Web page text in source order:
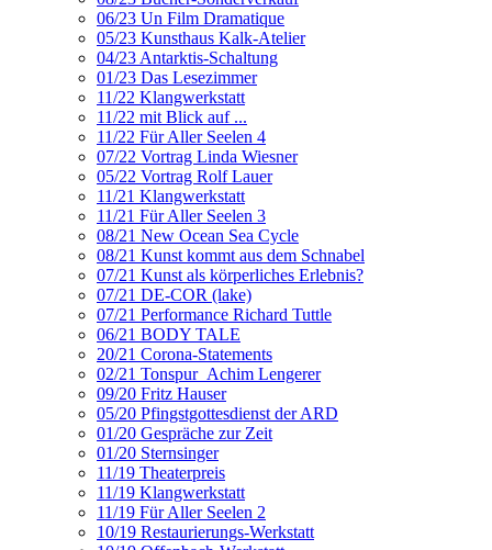
06/23 Un Film Dramatique
05/23 Kunsthaus Kalk-Atelier
04/23 Antarktis-Schaltung
01/23 Das Lesezimmer
11/22 Klangwerkstatt
11/22 mit Blick auf ...
11/22 Für Aller Seelen 4
07/22 Vortrag Linda Wiesner
05/22 Vortrag Rolf Lauer
11/21 Klangwerkstatt
11/21 Für Aller Seelen 3
08/21 New Ocean Sea Cycle
08/21 Kunst kommt aus dem Schnabel
07/21 Kunst als körperliches Erlebnis?
07/21 DE-COR (lake)
07/21 Performance Richard Tuttle
06/21 BODY TALE
20/21 Corona-Statements
02/21 Tonspur_Achim Lengerer
09/20 Fritz Hauser
05/20 Pfingstgottesdienst der ARD
01/20 Gespräche zur Zeit
01/20 Sternsinger
11/19 Theaterpreis
11/19 Klangwerkstatt
11/19 Für Aller Seelen 2
10/19 Restaurierungs-Werkstatt